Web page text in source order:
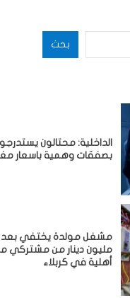
بحث
الداخلية: محتالون
بصفقات وهمية باسعار
مليون دينار من مشتركي
أهلية في كربلاء